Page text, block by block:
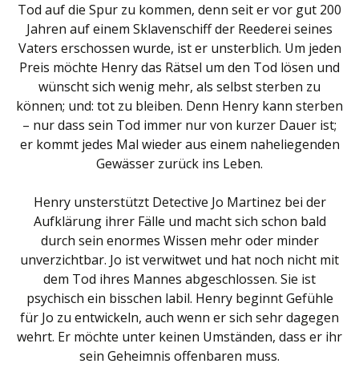
Tod auf die Spur zu kommen, denn seit er vor gut 200
Jahren auf einem Sklavenschiff der Reederei seines
Vaters erschossen wurde, ist er unsterblich. Um jeden
Preis möchte Henry das Rätsel um den Tod lösen und
wünscht sich wenig mehr, als selbst sterben zu
können; und: tot zu bleiben. Denn Henry kann sterben
– nur dass sein Tod immer nur von kurzer Dauer ist;
er kommt jedes Mal wieder aus einem naheliegenden
Gewässer zurück ins Leben.
Henry unsterstützt Detective Jo Martinez bei der
Aufklärung ihrer Fälle und macht sich schon bald
durch sein enormes Wissen mehr oder minder
unverzichtbar. Jo ist verwitwet und hat noch nicht mit
dem Tod ihres Mannes abgeschlossen. Sie ist
psychisch ein bisschen labil. Henry beginnt Gefühle
für Jo zu entwickeln, auch wenn er sich sehr dagegen
wehrt. Er möchte unter keinen Umständen, dass er ihr
sein Geheimnis offenbaren muss.